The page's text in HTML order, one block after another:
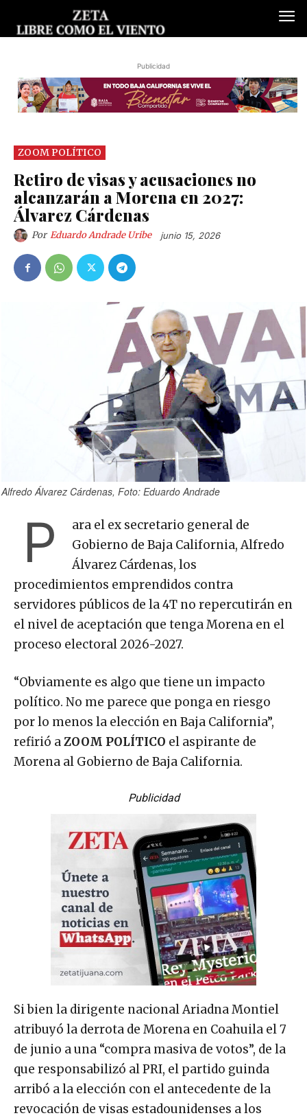
Publicidad
ZOOM POLÍTICO
Retiro de visas y acusaciones no
alcanzarán a Morena en 2027:
Álvarez Cárdenas
Por Eduardo Andrade Uribe junio 15, 2026
Alfredo Álvarez Cárdenas, Foto: Eduardo Andrade
P
ara el ex secretario general de
Gobierno de Baja California, Alfredo
Álvarez Cárdenas, los
procedimientos emprendidos contra
servidores públicos de la 4T no repercutirán en
el nivel de aceptación que tenga Morena en el
proceso electoral 2026-2027.
“Obviamente es algo que tiene un impacto
político. No me parece que ponga en riesgo
por lo menos la elección en Baja California”,
refirió aZOOM POLÍTICO el aspirante de
Morena al Gobierno de Baja California.
Publicidad
Si bien la dirigente nacional Ariadna Montiel
atribuyó la derrota de Morena en Coahuila el 7
de junio a una “compra masiva de votos”, de la
que responsabilizó al PRI, el partido guinda
arribó a la elección con el antecedente de la
revocación de visas estadounidenses a los